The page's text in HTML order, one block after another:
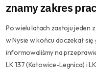
znamy zakres prac
Po wielu latach zastoju
w Nysie w końcu doczekał
informowaliśmy na
LK 137 (Katowice-Legnica) i